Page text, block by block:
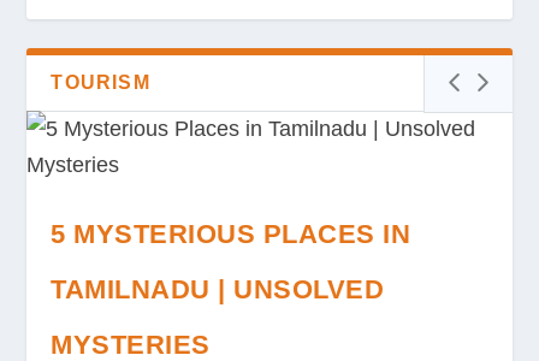
TOURISM
5 MYSTERIOUS PLACES IN
TAMILNADU | UNSOLVED
MYSTERIES